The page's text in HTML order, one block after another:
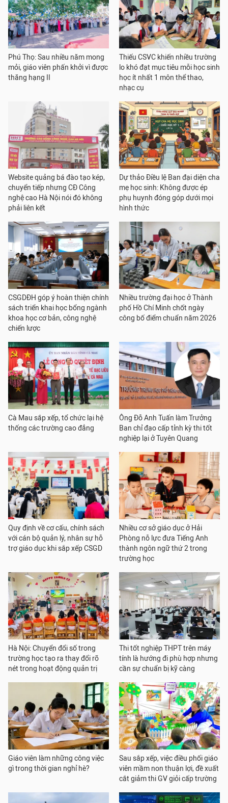
Phú Thọ: Sau nhiều năm mong
mỏi, giáo viên phấn khởi vì được
thăng hạng II
Thiếu CSVC khiến nhiều trường
lo khó đạt mục tiêu mỗi học sinh
học ít nhất 1 môn thể thao,
nhạc cụ
Website quảng bá đào tạo kép,
chuyển tiếp nhưng CĐ Công
nghệ cao Hà Nội nói đó không
phải liên kết
Dự thảo Điều lệ Ban đại diện cha
mẹ học sinh: Không được ép
phụ huynh đóng góp dưới mọi
hình thức
CSGDĐH góp ý hoàn thiện chính
sách triển khai học bổng ngành
khoa học cơ bản, công nghệ
chiến lược
Nhiều trường đại học ở Thành
phố Hồ Chí Minh chốt ngày
công bố điểm chuẩn năm 2026
Cà Mau sắp xếp, tổ chức lại hệ
thống các trường cao đẳng
Ông Đỗ Anh Tuấn làm Trưởng
Ban chỉ đạo cấp tỉnh kỳ thi tốt
nghiệp lại ở Tuyên Quang
Quy định về cơ cấu, chính sách
với cán bộ quản lý, nhân sự hỗ
trợ giáo dục khi sắp xếp CSGD
Nhiều cơ sở giáo dục ở Hải
Phòng nỗ lực đưa Tiếng Anh
thành ngôn ngữ thứ 2 trong
trường học
Hà Nội: Chuyển đổi số trong
trường học tạo ra thay đổi rõ
nét trong hoạt động quản trị
Thi tốt nghiệp THPT trên máy
tính là hướng đi phù hợp nhưng
cần sự chuẩn bị kỹ càng
Giáo viên làm những công việc
gì trong thời gian nghỉ hè?
Sau sắp xếp, việc điều phối giáo
viên mầm non thuận lợi, đề xuất
cắt giảm thi GV giỏi cấp trường